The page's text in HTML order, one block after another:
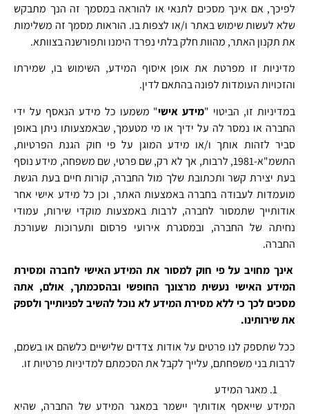
לפיכך, אם אינך מסכים לתנאי או להוראה במסמך זה הנך מתבקש
שלא לעשות שימוש באתר ו/או לצפות בו. הוראות מסמך זה משלימות
את תקנון האתר, מהוות חלק בלתי נפרד הימנו ותפורשנה בצוותא.
מדיניות זו מפרטת את אופן איסוף המידע, השימוש בו, שמירתו
והזכויות העומדות לפונה בהתאם לדין.
במדיניות זו, הביטוי "מידע אישי" משמעו כל מידע הנאסף על ידי
החברה או נמסר לה על ידיך או מי מטעמך, שבאמצעותו ניתן באופן
סביר לזהות אותך ו/או מידע המוגן על פי חוק הגנת הפרטיות,
התשמ"א-1981, לרבות, אך לא רק, שם פרטי, שם משפחה, מידע נוסף
בעת יצירת קשר ותכתובת שלך מול החברה, קורות חיים בעת הגשת
מועמדות לעבודה בחברה באמצעות האתר, וכן כל מידע אישי אחר
אודותייך שתמסור לחברה, לרבות באמצעות מוקדי שירות, עמודי
נחיתה של החברה, ובמסגרת אירועי פרסום ותערוכות שעורכת
החברה.
אינך מחויב על פי חוק למסור את המידע האישי לחברה ומסירת
המידע האישי נעשית מרצונך החופשי ובהסכמתך, אולם, אתה
מסכים לכך כי ללא מסירת המידע לא נוכל להשיב לפניותייך ולספק
את שירותינו.
ככל שתספק לנו פרטים על אודות צדדים שלישיים כלשהם או בשמם,
לרבות בני משפחתם, עלייך לקבל את הסכמתם למדיניות פרטיות זו.
מאגר המידע
המידע שייאסף אודותיך יישמר במאגר המידע של החברה, שהיא